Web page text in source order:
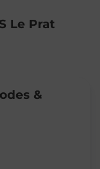
Le Prat
&